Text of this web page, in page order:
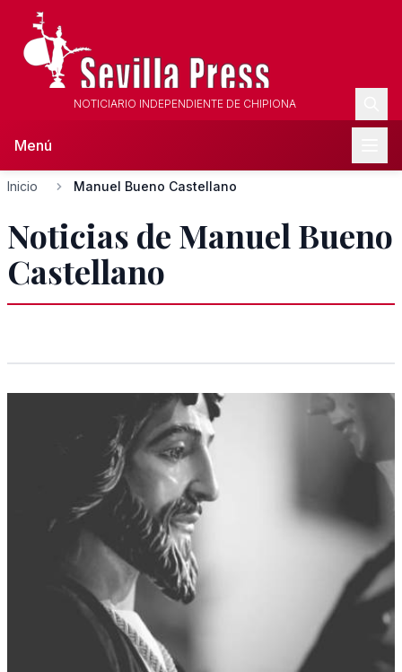
NOTICIARIO INDEPENDIENTE DE CHIPIONA
Menú
Inicio Manuel Bueno Castellano
Noticias de Manuel Bueno
Castellano